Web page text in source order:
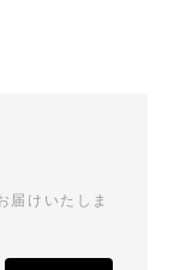
届けいたしま